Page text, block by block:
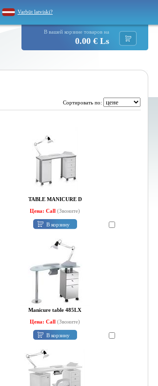
Varbūt latviski?
В вашей корзине товаров на
0.00 € Ls
Сортировать по:
TABLE MANICURE D
Цена: Call(Звоните)
В корзину
Manicure table 485LX
Цена: Call(Звоните)
В корзину